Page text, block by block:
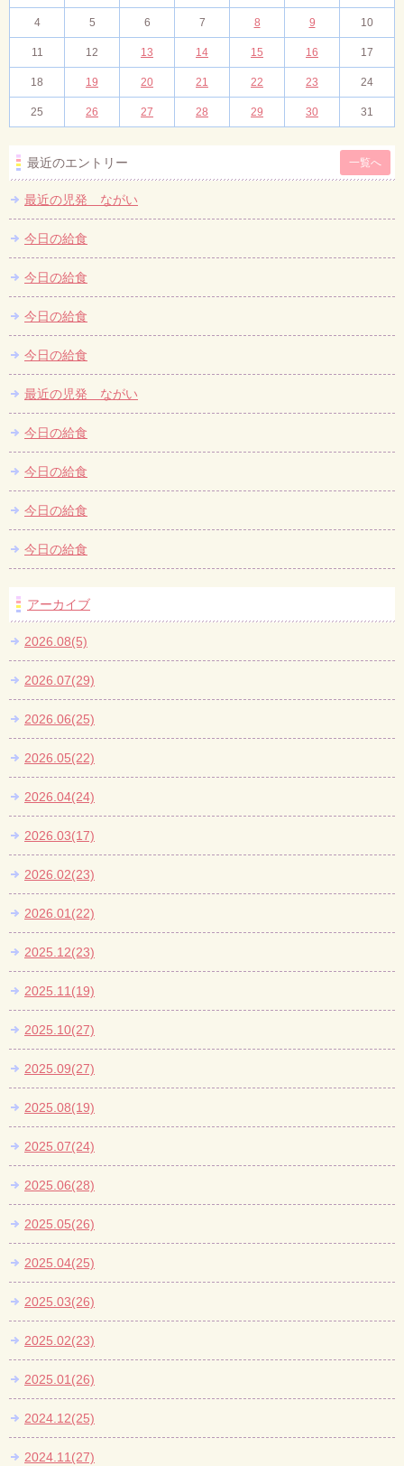
4 5 6 7 8 9 10
11 12 13 14 15 16 17
18 19 20 21 22 23 24
25 26 27 28 29 30 31
最近のエントリー 一覧へ
最近の児発 ながい
今日の給食
今日の給食
今日の給食
今日の給食
最近の児発 ながい
今日の給食
今日の給食
今日の給食
今日の給食
アーカイブ
2026.08(5)
2026.07(29)
2026.06(25)
2026.05(22)
2026.04(24)
2026.03(17)
2026.02(23)
2026.01(22)
2025.12(23)
2025.11(19)
2025.10(27)
2025.09(27)
2025.08(19)
2025.07(24)
2025.06(28)
2025.05(26)
2025.04(25)
2025.03(26)
2025.02(23)
2025.01(26)
2024.12(25)
2024.11(27)